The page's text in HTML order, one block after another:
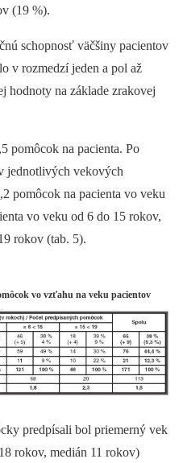
(19 %).
schopnosť väčšiny pacientov
v rozmedzí jeden a pol až
hodnoty na základe zrakovej
pomôcok na pacienta. Po
jednotlivých vekových
pomôcok na pacienta vo veku
vo veku od 6 do 15 rokov,
rokov (tab. 5).
vo vzťahu na veku pacientov
predpísali bol priemerný vek
rokov, medián 11 rokov)